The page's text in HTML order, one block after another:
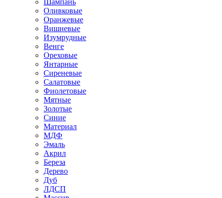
Шампань
Оливковые
Оранжевые
Вишневые
Изумрудные
Венге
Ореховые
Янтарные
Сиреневые
Салатовые
Фиолетовые
Мятные
Золотые
Синие
Материал
МДФ
Эмаль
Акрил
Береза
Дерево
Дуб
ЛДСП